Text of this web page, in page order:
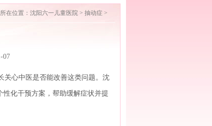
在位置： 沈阳六一儿童医院 > 抽动症 >
07
心中医是否能改善这类问题。沈
化干预方案，帮助缓解症状并提